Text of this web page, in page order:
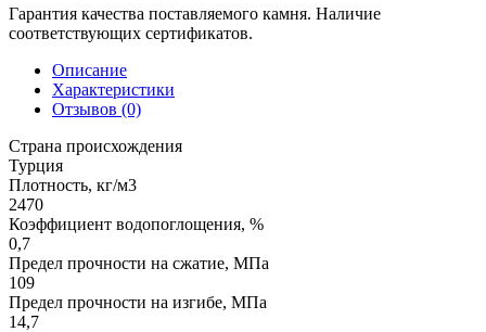
Гарантия качества поставляемого камня. Наличие
соответствующих сертификатов.
Описание
Характеристики
Отзывов (0)
Страна происхождения
Турция
Плотность, кг/м3
2470
Коэффициент водопоглощения, %
0,7
Предел прочности на сжатие, МПа
109
Предел прочности на изгибе, МПа
14,7